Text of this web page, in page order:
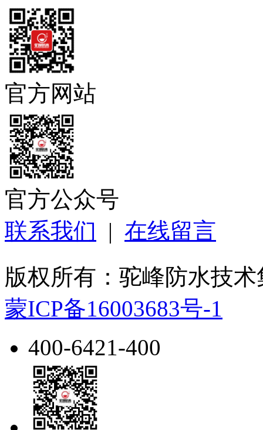
官方网站
官方公众号
联系我们 | 在线留言
版权所有：驼峰防水技
蒙ICP备16003683号-1
400-6421-400